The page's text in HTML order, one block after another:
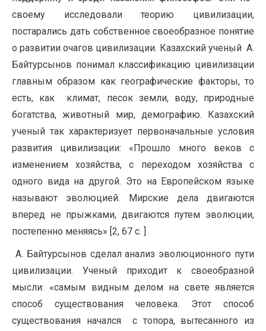
своему исследовали теорию цивилизации,
постарались дать собственное своеобразное понятие
о развитии очагов цивилизации. Казахский ученый А.
Байтурсынов понимал классификацию цивилизации
главным образом как географические факторы, то
есть, как климат, песок земли, воду, природные
богатства, животный мир, демографию. Казахский
ученый так характеризует первоначальные условия
развития цивилизации: «Прошло много веков с
изменением хозяйства, с переходом хозяйства с
одного вида на другой. Это на Европейском языке
называют эволюцией. Мирские дела двигаются
вперед не прыжками, двигаются путем эволюции,
постепенно меняясь» [2, 67 с. ]
А. Байтурсынов сделал анализ эволюционного пути
цивилизации. Ученый приходит к своеобразной
мысли: «самым видным делом на свете является
способ существования человека. Этот способ
существования начался с топора, вытесанного из